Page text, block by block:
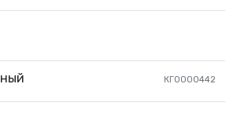
КГ0000442